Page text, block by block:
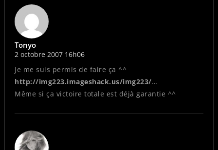
Tonyo
2 octobre 2007 16h06
Je me suis permis de faire ça ^^
http://img223.imageshack.us/img223/…
Même si ça victoire totale est déjà garantie ^^